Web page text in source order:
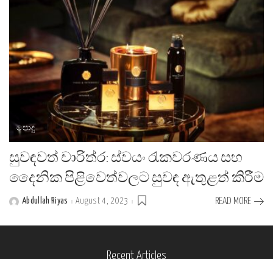
පොදු
සුවඳවත් චාරිත්ර: ස්වයං රැකවරණය සහ
දෛනික පිළිවෙත්වලට සුවඳ ඇතුළත් කිරීම
PostedAbdullah Riyas August 4, 2023 READ MORE
Recent Articles